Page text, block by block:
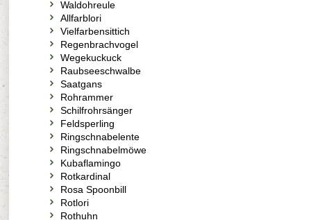
Waldohreule
Allfarblori
Vielfarbensittich
Regenbrachvogel
Wegekuckuck
Raubseeschwalbe
Saatgans
Rohrammer
Schilfrohrsänger
Feldsperling
Ringschnabelente
Ringschnabelmöwe
Kubaflamingo
Rotkardinal
Rosa Spoonbill
Rotlori
Rothuhn